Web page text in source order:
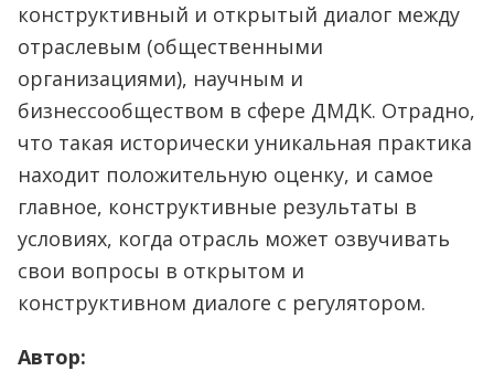
конструктивный и открытый диалог между
отраслевым (общественными
организациями), научным и
бизнессообществом в сфере ДМДК. Отрадно,
что такая исторически уникальная практика
находит положительную оценку, и самое
главное, конструктивные результаты в
условиях, когда отрасль может озвучивать
свои вопросы в открытом и
конструктивном диалоге с регулятором.
Автор: